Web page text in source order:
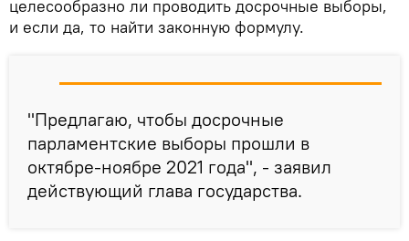
целесообразно ли проводить досрочные выборы,
и если да, то найти законную формулу.
"Предлагаю, чтобы досрочные
парламентские выборы прошли в
октябре-ноябре 2021 года", - заявил
действующий глава государства.